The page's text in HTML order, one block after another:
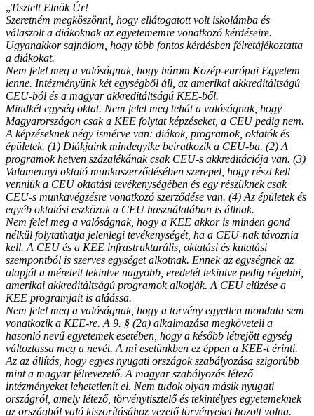
„Tisztelt Elnök Úr!
Szeretném megköszönni, hogy ellátogatott volt iskolámba és
válaszolt a diákoknak az egyetememre vonatkozó kérdéseire.
Ugyanakkor sajnálom, hogy több fontos kérdésben félretájékoztatta
a diákokat.
Nem felel meg a valóságnak, hogy három Közép-európai Egyetem
lenne. Intézményünk két egységből áll, az amerikai akkreditáltságú
CEU-ból és a magyar akkreditáltságú KEE-ből.
Mindkét egység oktat. Nem felel meg tehát a valóságnak, hogy
Magyarországon csak a KEE folytat képzéseket, a CEU pedig nem.
A képzéseknek négy ismérve van: diákok, programok, oktatók és
épületek. (1) Diákjaink mindegyike beiratkozik a CEU-ba. (2) A
programok hetven százalékának csak CEU-s akkreditációja van. (3)
Valamennyi oktató munkaszerződésében szerepel, hogy részt kell
venniük a CEU oktatási tevékenységében és egy részüknek csak
CEU-s munkavégzésre vonatkozó szerződése van. (4) Az épületek és
egyéb oktatási eszközök a CEU használatában is állnak.
Nem felel meg a valóságnak, hogy a KEE akkor is minden gond
nélkül folytathatja jelenlegi tevékenységét, ha a CEU-nak távoznia
kell. A CEU és a KEE infrastrukturális, oktatási és kutatási
szempontból is szerves egységet alkotnak. Ennek az egységnek az
alapját a méreteit tekintve nagyobb, eredetét tekintve pedig régebbi,
amerikai akkreditáltságú programok alkotják. A CEU elűzése a
KEE programjait is aláássa.
Nem felel meg a valóságnak, hogy a törvény egyetlen mondata sem
vonatkozik a KEE-re. A 9. § (2a) alkalmazása megköveteli a
hasonló nevű egyetemek esetében, hogy a később létrejött egység
változtassa meg a nevét. A mi esetünkben ez éppen a KEE-t érinti.
Az az állítás, hogy egyes nyugati országok szabályozása szigorúbb
mint a magyar félrevezető. A magyar szabályozás létező
intézményeket lehetetlenít el. Nem tudok olyan másik nyugati
országról, amely létező, törvénytisztelő és tekintélyes egyetemeknek
az országból való kiszorításához vezető törvényeket hozott volna.